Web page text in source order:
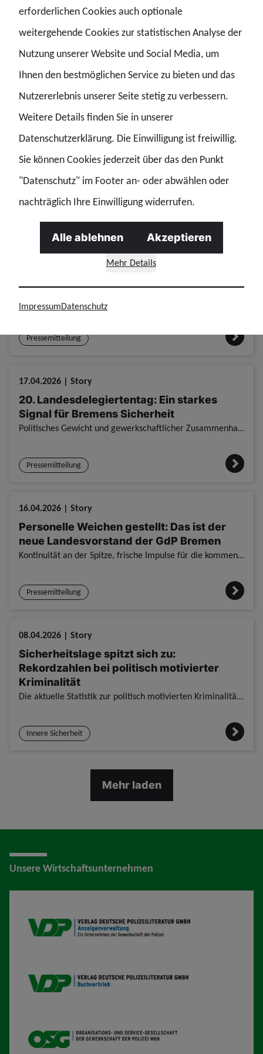
Arbeitszeiterhöhung im Land Bremen
beschlossen – GdP kritisiert „Rückschritt
auf dem Rücken der Beschäftigten“
Gewaltausbrüche beim Nord-Derby:
Konsequenzen und klare Haltung gefordert
17.04.2026 | Story
Weichenstellung für ein modernes Bremen
Pressemitteilung
17.04.2026 | Story
20. Landesdelegiertentag: Ein starkes
Signal für Bremens Sicherheit
Politisches Gewicht und gewerkschaftlicher Zusammenhalt: Unser diesjähriger Landesdelegiertentag war weit mehr als eine reine Arbeitssitzung. Hochkarätige Gäste aus Politik und Gewerkschaft unterstric
Pressemitteilung
16.04.2026 | Story
Personelle Weichen gestellt: Das ist der
neue Landesvorstand der GdP Bremen
Kontinuität an der Spitze, frische Impulse für die kommenden Aufgaben: Beim 20. Landesdelegiertentag haben die Delegierten ihren neuen geschäftsführenden Landesvorstand gewählt. Mit einer Mischung aus
Pressemitteilung
08.04.2026 | Story
Sicherheitslage spitzt sich zu:
Rekordzahlen bei politisch motivierter
Kriminalität
Die aktuelle Statistik zur politisch motivierten Kriminalität im Land Bremen zeigt eine weiterhin besorgniserregende Entwicklung. Die Fallzahlen sind im vergangenen Jahr erneut deutlich gestiegen. Ers
Innere Sicherheit
Mehr laden
Unsere Wirtschaftsunternehmen
VDP AV
VDP B
OSG
erforderlichen Cookies auch optionale
weitergehende Cookies zur statistischen Analyse der
Nutzung unserer Website und Social Media, um
Ihnen den bestmöglichen Service zu bieten und das
Nutzererlebnis unserer Seite stetig zu verbessern.
Weitere Details finden Sie in unserer
Datenschutzerklärung. Die Einwilligung ist freiwillig.
Sie können Cookies jederzeit über das den Punkt
"Datenschutz" im Footer an- oder abwählen oder
nachträglich Ihre Einwilligung widerrufen.
Mehr Details
Alle ablehnen Akzeptieren
ImpressumDatenschutz